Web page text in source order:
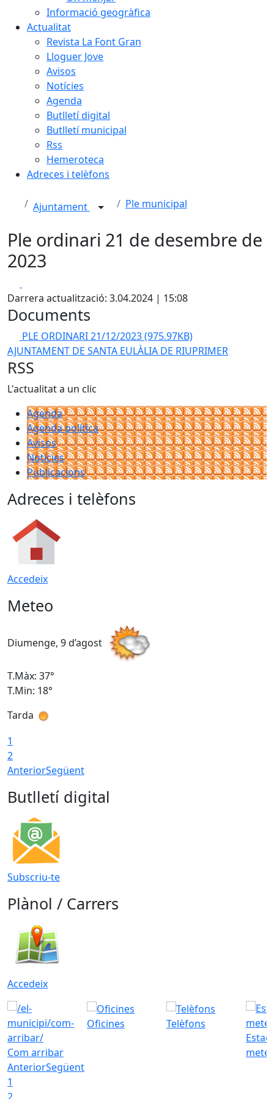
Informació geogràfica
Actualitat
Revista La Font Gran
Lloguer Jove
Avisos
Notícies
Agenda
Butlletí digital
Butlletí municipal
Rss
Hemeroteca
Adreces i telèfons
Ajuntament Ple municipal
Ple ordinari 21 de desembre de
2023
Darrera actualització: 3.04.2024 | 15:08
Documents
PLE ORDINARI 21/12/2023(975.97KB)
AJUNTAMENT DE SANTA EULÀLIA DE RIUPRIMER
RSS
L'actualitat a un clic
Agenda
Agenda política
Avisos
Notícies
Publicacions
Adreces i telèfons
Accedeix
Meteo
Diumenge, 9 d’agost
T.Màx: 37°
T.Min: 18°
Tarda
1
2
AnteriorSegüent
Butlletí digital
Subscriu-te
Plànol / Carrers
Accedeix
Com arribar
Oficines
Telèfons
AnteriorSegüent
1